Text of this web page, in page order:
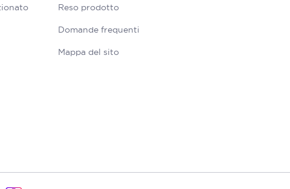
Reso prodotto
Domande frequenti
Mappa del sito